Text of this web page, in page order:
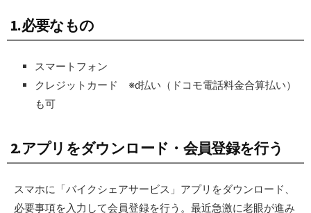
1.必要なもの
スマートフォン
クレジットカード ※d払い（ドコモ電話料金合算払い）
も可
2.アプリをダウンロード・会員登録を行う
スマホに「バイクシェアサービス」アプリをダウンロード、
必要事項を入力して会員登録を行う。最近急激に老眼が進み